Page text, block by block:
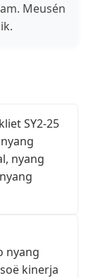
Meusén
SY2-25
nyang
nyang
kinerja